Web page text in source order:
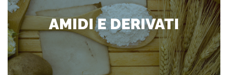
AMIDI E DERIVATI